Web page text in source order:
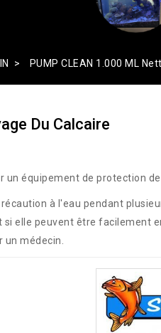
PUMP CLEAN 1.000 ML
Du Calcaire
équipement de protection
à l'eau pendant
elle peuvent être facilement
médecin.